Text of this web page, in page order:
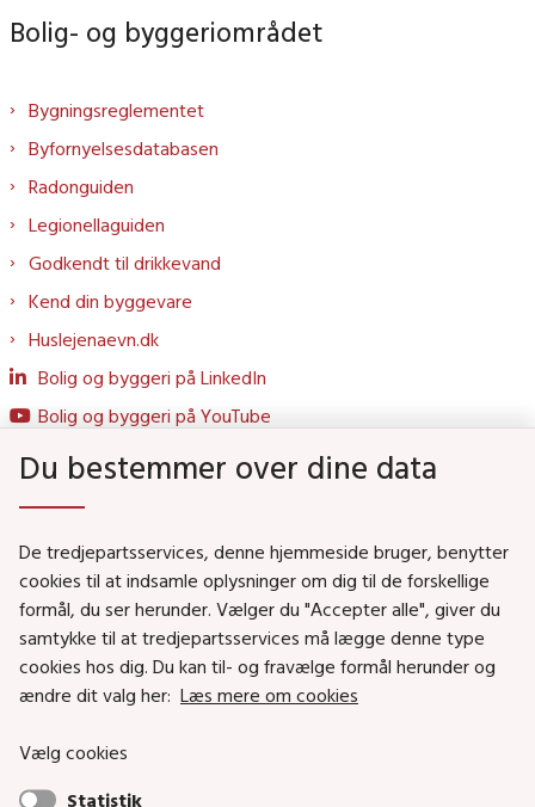
Bolig- og byggeriområdet
Bygningsreglementet
Byfornyelsesdatabasen
Radonguiden
Legionellaguiden
Godkendt til drikkevand
Kend din byggevare
Huslejenaevn.dk
Bolig og byggeri på LinkedIn
Bolig og byggeri på YouTube
Social- og Boligministeriet
Job i Social- og Boligstyrelsen
Puljer og tilskud
Nyhedsbreve
Social- og Boligstyrelsens nyheder som RSS feed
Du bestemmer over dine data
De tredjepartsservices, denne hjemmeside bruger, benytter
cookies til at indsamle oplysninger om dig til de forskellige
formål, du ser herunder. Vælger du "Accepter alle", giver du
samtykke til at tredjepartsservices må lægge denne type
cookies hos dig. Du kan til- og fravælge formål herunder og
ændre dit valg her: Læs mere om cookies
Vælg cookies
Statistik